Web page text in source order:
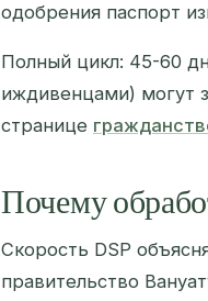
одобрения паспорт
Полный цикл: 45-60
иждивенцами) могут
странице
Почему
Скорость DSP
правительство